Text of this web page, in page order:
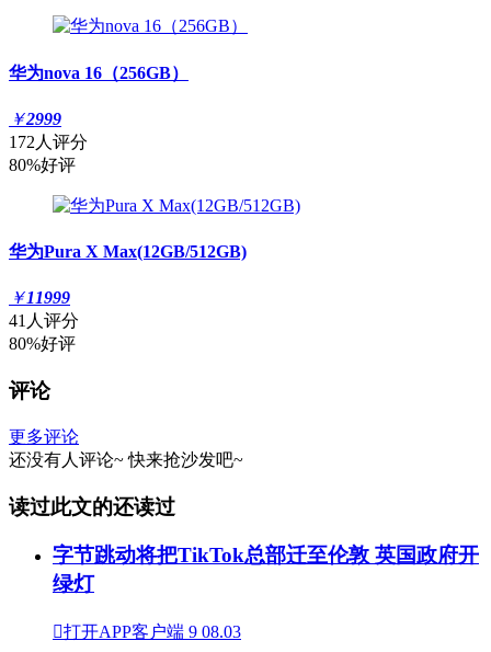
华为nova 16（256GB）
￥2999
172人评分
80%好评
华为Pura X Max(12GB/512GB)
￥11999
41人评分
80%好评
评论
更多评论
还没有人评论~ 快来抢沙发吧~
读过此文的还读过
字节跳动将把TikTok总部迁至伦敦 英国政府开
绿灯
打开APP客户端 9 08.03